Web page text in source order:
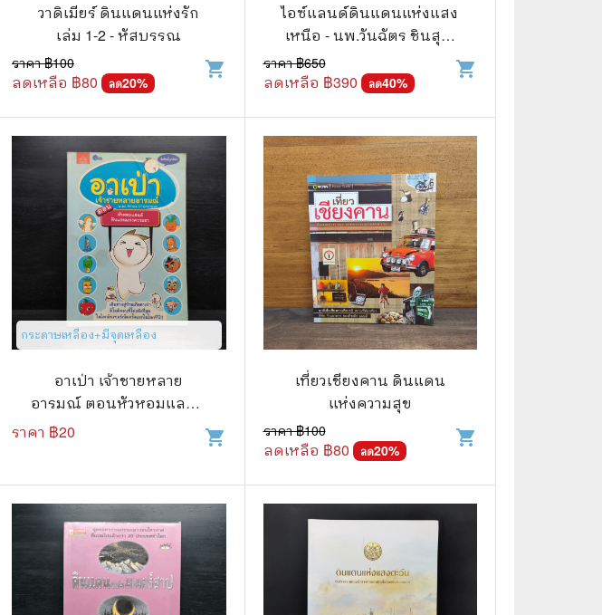
วาดิเมียร์ ดินแดนแห่งรัก
เล่ม 1-2 - หัสบรรณ
ราคา ฿100
ลดเหลือ ฿80 ลด20%
shopping_cart
ไอซ์แลนด์ดินแดนแห่งแสง
เหนือ - นพ.วันฉัตร ชินสุวา
ราคา ฿650
ลดเหลือ ฿390 ลด40%
shopping_cart
กระดาษเหลือง+มีจุดเหลือง
อาเป่า เจ้าชายหลาย
อารมณ์ ตอนหัวหอมแลนด์
ดินแดนแห่งความฮา
ราคา ฿20 shopping_cart
เที่ยวเชียงคาน ดินแดน
แห่งความสุข
ราคา ฿100
ลดเหลือ ฿80 ลด20%
shopping_cart
🎸 ดนตรี
🩱 แฟชั่น
🔭 วิทยาศาสตร์
🏙️ การเมือง
🎞️ ภาพยนตร์
โมเดล
Gossip ดารา
วัยรุ่น
💄 สุขภาพและความงาม
🏠 แต่งบ้าน
🧏‍♀️ Languages
🪐 Science & Math
🏋️‍♂️ Health and Well-Being
😊 Self-Enrichment
👔 Business and Economics
🖥️ Computers & Technology
🧑‍🏫 Education & Teaching
🎶 Music & Movie
🧒 Children's Books
👪 Family and Relationships
🐕‍🦺 Animals
🏛️ Politics & Government
⚙️ Engineering & Transportation
🍸 Food and Drink